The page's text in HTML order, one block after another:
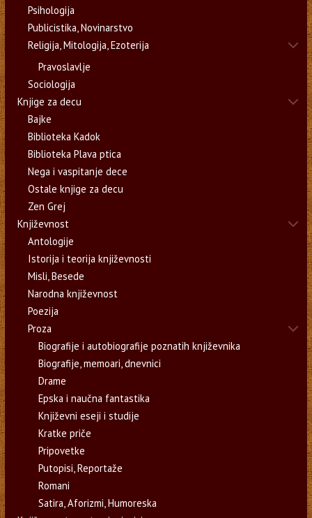
Psihologija
Publicistika, Novinarstvo
Religija, Mitologija, Ezoterija
Pravoslavlje
Sociologija
Knjige za decu
Bajke
Biblioteka Kadok
Biblioteka Plava ptica
Nega i vaspitanje dece
Ostale knjige za decu
Zen Grej
Književnost
Antologije
Istorija i teorija književnosti
Misli, Besede
Narodna književnost
Poezija
Proza
Biografije i autobiografije poznatih književnika
Biografije, memoari, dnevnici
Drame
Epska i naučna fantastika
Književni eseji i studije
Kratke priče
Pripovetke
Putopisi, Reportaže
Romani
Satira, Aforizmi, Humoreska